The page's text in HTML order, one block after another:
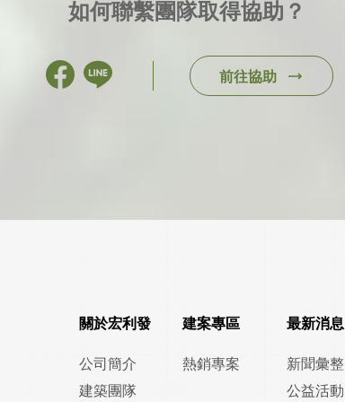
如何聯繫團隊取得協助？
前往協助
關於宏利發
公司簡介
建築團隊
建案專區
熱銷專案
最新消息
新聞彙整
公益活動